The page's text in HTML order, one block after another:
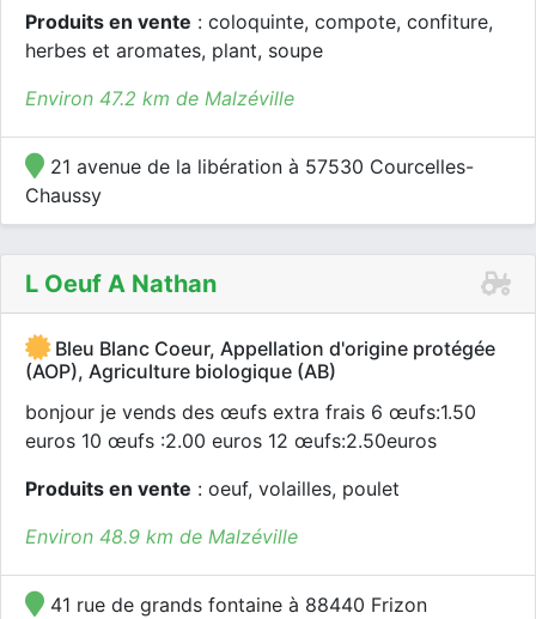
Produits en vente : coloquinte, compote, confiture,
herbes et aromates, plant, soupe
Environ 47.2 km de Malzéville
21 avenue de la libération à 57530 Courcelles-
Chaussy
L Oeuf A Nathan
Bleu Blanc Coeur, Appellation d'origine protégée
(AOP), Agriculture biologique (AB)
bonjour je vends des œufs extra frais 6 œufs:1.50
euros 10 œufs :2.00 euros 12 œufs:2.50euros
Produits en vente : oeuf, volailles, poulet
Environ 48.9 km de Malzéville
41 rue de grands fontaine à 88440 Frizon